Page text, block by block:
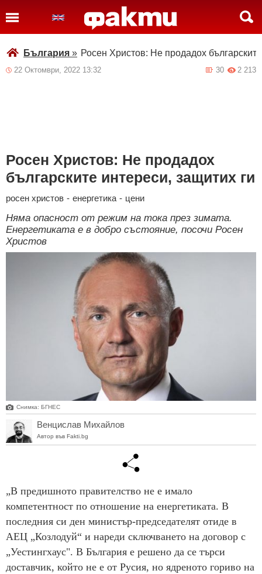
България » Росен Христов: Не продадох
22 Октомври, 2022 13:32 2 213
30
Росен Христов: Не продадох
българските интереси, защитих ги
росен христов - енергетика - цени
Няма опасност от режим на тока през зимата.
Енергетиката е в добро състояние, посочи Росен
Христов
Снимка: БГНЕС
Венцислав Михайлов
Автор във Fakti.bg
„В предишното правителство не е имало
компетентност по отношение на енергетиката. В
последния си ден министър-председателят отиде в
АЕЦ „Козлодуй“ и нареди сключването на договор с
„Уестингхаус". В България е решено да се търси
доставчик, който не е от Русия, но ядреното гориво на